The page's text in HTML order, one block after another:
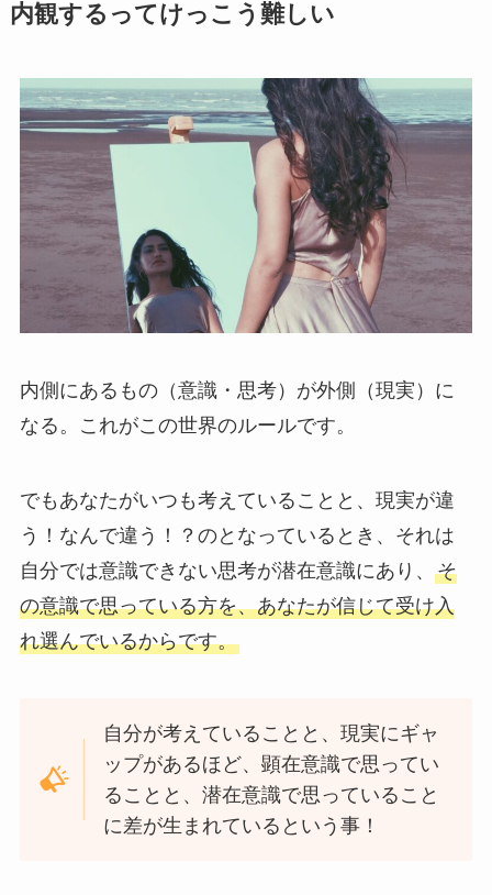
内観するってけっこう難しい
内側にあるもの（意識・思考）が外側（現実）に
なる。これがこの世界のルールです。
でもあなたがいつも考えていることと、現実が違
う！なんで違う！？のとなっているとき、それは
自分では意識できない思考が潜在意識にあり、 そ
の意識で思っている方を、あなたが信じて受け入
れ選んでいるからです。
自分が考えていることと、現実にギャ
ップがあるほど、顕在意識で思ってい
ることと、潜在意識で思っていること
に差が生まれているという事！